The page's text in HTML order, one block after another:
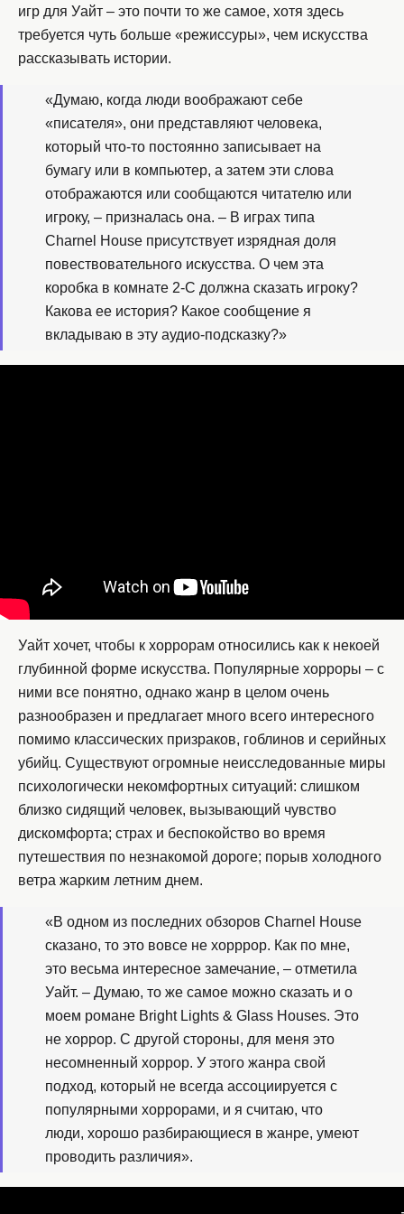
игр для Уайт – это почти то же самое, хотя здесь
требуется чуть больше «режиссуры», чем искусства
рассказывать истории.
«Думаю, когда люди воображают себе
«писателя», они представляют человека,
который что-то постоянно записывает на
бумагу или в компьютер, а затем эти слова
отображаются или сообщаются читателю или
игроку, – призналась она. – В играх типа
Charnel House присутствует изрядная доля
повествовательного искусства. О чем эта
коробка в комнате 2-C должна сказать игроку?
Какова ее история? Какое сообщение я
вкладываю в эту аудио-подсказку?»
Уайт хочет, чтобы к хоррорам относились как к некоей
глубинной форме искусства. Популярные хорроры – с
ними все понятно, однако жанр в целом очень
разнообразен и предлагает много всего интересного
помимо классических призраков, гоблинов и серийных
убийц. Существуют огромные неисследованные миры
психологически некомфортных ситуаций: слишком
близко сидящий человек, вызывающий чувство
дискомфорта; страх и беспокойство во время
путешествия по незнакомой дороге; порыв холодного
ветра жарким летним днем.
«В одном из последних обзоров Charnel House
сказано, то это вовсе не хорррор. Как по мне,
это весьма интересное замечание, – отметила
Уайт. – Думаю, то же самое можно сказать и о
моем романе Bright Lights & Glass Houses. Это
не хоррор. С другой стороны, для меня это
несомненный хоррор. У этого жанра свой
подход, который не всегда ассоциируется с
популярными хоррорами, и я считаю, что
люди, хорошо разбирающиеся в жанре, умеют
проводить различия».